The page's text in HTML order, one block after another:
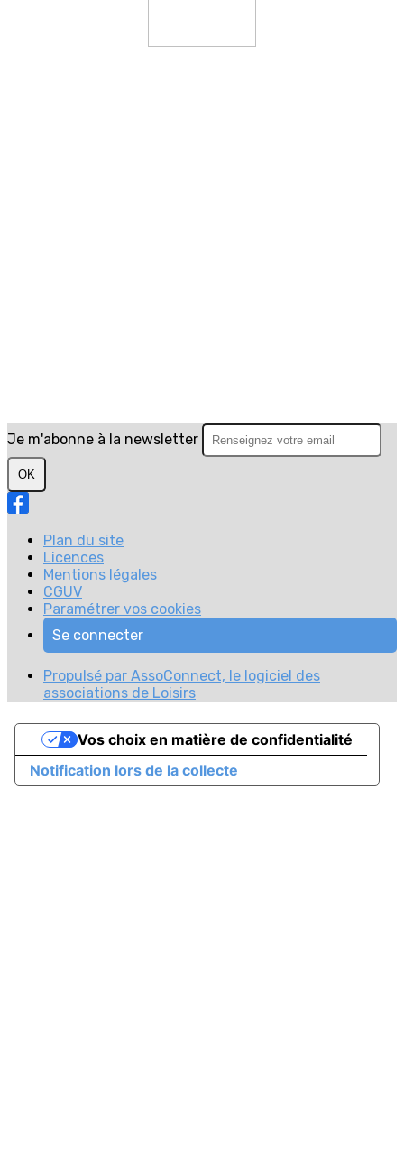
Je m'abonne à la newsletter
OK
Plan du site
Licences
Mentions légales
CGUV
Paramétrer vos cookies
Se connecter
Propulsé par AssoConnect, le logiciel des
associations de Loisirs
Notification lors de la collecte
Vos choix en matière de confidentialité